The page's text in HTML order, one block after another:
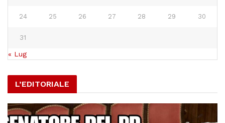
24 25 26 27 28 29 30
31
« Lug
L’EDITORIALE